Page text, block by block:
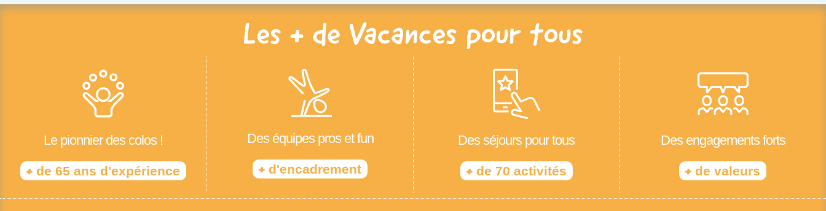
Les + de Vacances pour tous
Le pionnier des colos !
+ de 65 ans d'expérience
Des équipes pros et fun
+ d'encadrement
Des séjours pour tous
+de 70 activités
Des engagements forts
+ de valeurs